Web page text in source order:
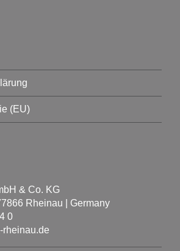
(EU)
& Co. KG
Rheinau | Germany
0
rheinau.de